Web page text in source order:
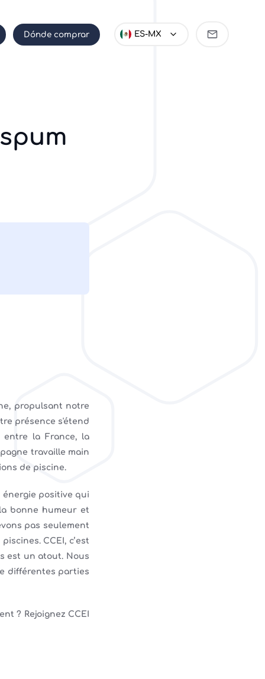
Dónde comprar ES-MX
Ser
propulsant notre
présence s'étend
la France, la
travaille main
de piscine.
énergie positive qui
bonne humeur et
pas seulement
CCEI, c’est
est un atout. Nous
différentes parties
? Rejoignez CCEI